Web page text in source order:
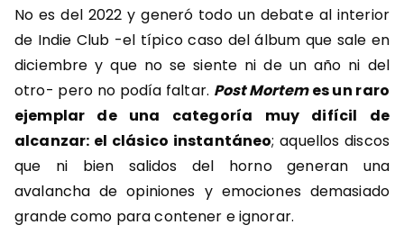
No es del 2022 y generó todo un debate al interior
de Indie Club -el típico caso del álbum que sale en
diciembre y que no se siente ni de un año ni del
otro- pero no podía faltar. Post Mortemes un raro
ejemplar de una categoría muy difícil de
alcanzar: el clásico instantáneo; aquellos discos
que ni bien salidos del horno generan una
avalancha de opiniones y emociones demasiado
grande como para contener e ignorar.